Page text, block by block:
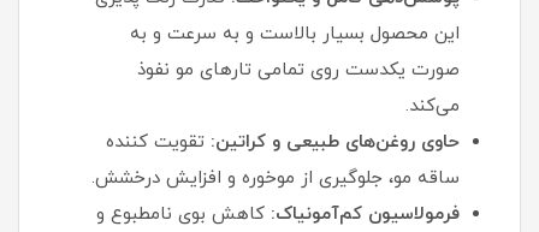
این محصول بسیار بالاست و به سرعت و به
صورت یکدست روی تمامی تارهای مو نفوذ
می‌کند.
حاوی روغن‌های طبیعی و کراتین: تقویت کننده
ساقه مو، جلوگیری از موخوره و افزایش درخشش.
فرمولاسیون کم‌آمونیاک: کاهش بوی نامطبوع و